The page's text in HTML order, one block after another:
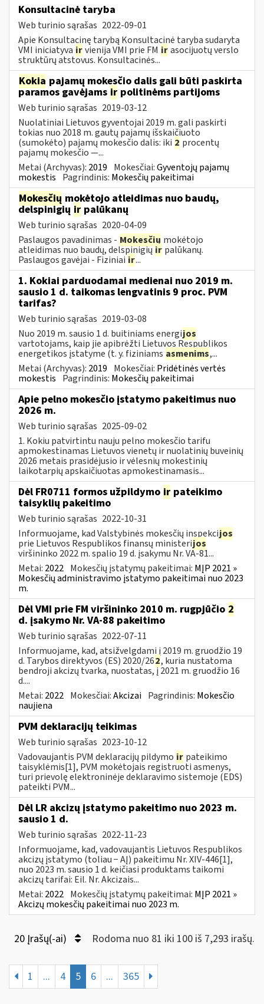
Konsultacinė taryba
Web turinio sąrašas 2022-09-01
Apie Konsultacinę tarybą Konsultacinė taryba sudaryta
VMI iniciatyva irvienija VMI prie FM irasocijuotų verslo
struktūrų atstovus. Konsultacinės...
Kokia pajamų mokesčio dalis gali būti paskirta
paramos gavėjams ir politinėms partijoms
Web turinio sąrašas 2019-03-12
Nuolatiniai Lietuvos gyventojai 2019 m. gali paskirti
tokias nuo 2018 m. gautų pajamų išskaičiuoto
(sumokėto) pajamų mokesčio dalis: iki 2 procentų
pajamų mokesčio —...
Metai (Archyvas): 2019 Mokesčiai:Gyventojų pajamų
mokestis Pagrindinis: Mokesčių pakeitimai
Mokesčių mokėtojo atleidimas nuo baudų,
delspinigių ir palūkanų
Web turinio sąrašas 2020-04-09
Paslaugos pavadinimas - Mokesčių mokėtojo
atleidimas nuo baudų, delspinigiųir palūkanų.
Paslaugos gavėjai - Fiziniai ir...
1. Kokiai parduodamai medienai nuo 2019 m.
sausio 1 d. taikomas lengvatinis 9 proc. PVM
tarifas?
Web turinio sąrašas 2019-03-08
Nuo 2019 m. sausio 1 d. buitiniams energijos
vartotojams, kaip jie apibrėžti Lietuvos Respublikos
energetikos įstatyme (t. y. fiziniams asmenims,...
Metai (Archyvas): 2019 Mokesčiai: Pridėtinės vertės
mokestis Pagrindinis: Mokesčių pakeitimai
Apie pelno mokesčio įstatymo pakeitimus nuo
2026 m.
Web turinio sąrašas 2025-09-02
1. Kokiu patvirtintu nauju pelno mokesčio tarifu
apmokestinamas Lietuvos vienetų ir nuolatinių buveinių
2026 metais prasidėjusio ir vėlesnių mokestinių
laikotarpių apskaičiuotas apmokestinamasis...
Dėl FR0711 formos užpildymo ir pateikimo
taisyklių pakeitimo
Web turinio sąrašas 2022-10-31
Informuojame, kad Valstybinės mokesčių inspekcijos
prie Lietuvos Respublikos finansų ministerijos
viršininko 2022 m. spalio 19 d. įsakymu Nr. VA-81...
Metai: 2022 Mokesčių įstatymų pakeitimai: MĮP 2021 »
Mokesčių administravimo įstatymo pakeitimai nuo 2023
m.
Dėl VMI prie FM viršininko 2010 m. rugpjūčio 2
d. įsakymo Nr. VA-88 pakeitimo
Web turinio sąrašas 2022-07-11
Informuojame, kad, atsižvelgdami į 2019 m. gruodžio 19
d. Tarybos direktyvos (ES) 2020/262, kuria nustatoma
bendroji akcizų tvarka, nuostatas, į 2021 m. gruodžio 16
d....
Metai: 2022 Mokesčiai:Akcizai Pagrindinis: Mokesčio
naujiena
PVM deklaracijų teikimas
Web turinio sąrašas 2023-10-12
Vadovaujantis PVM deklaracijų pildymo ir pateikimo
taisyklėmis[1], PVM mokėtojais registruoti asmenys,
turi prievolę elektroninėje deklaravimo sistemoje (EDS)
pateikti PVM...
Dėl LR akcizų įstatymo pakeitimo nuo 2023 m.
sausio 1 d.
Web turinio sąrašas 2022-11-23
Informuojame, kad, vadovaujantis Lietuvos Respublikos
akcizų įstatymo (toliau − AĮ) pakeitimu Nr. XIV-446[1],
nuo 2023 m. sausio 1 d. keičiasi produktams taikomi
akcizų tarifai: Eil. Nr. Akcizais...
Metai: 2022 Mokesčių įstatymų pakeitimai: MĮP 2021 »
Akcizų mokesčių pakeitimai nuo 2023 m.
20 Įrašų(-ai) Rodoma nuo 81 iki 100 iš 7,293 irašų.
1 ... 4 5 6 ... 365